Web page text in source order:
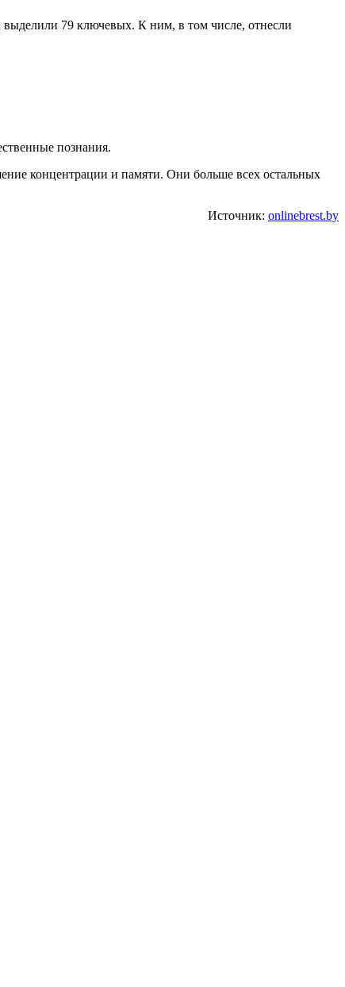
выделили 79 ключевых. К ним, в том числе, отнесли
познания.
концентрации и памяти. Они больше всех остальных
Источник: onlinebrest.by